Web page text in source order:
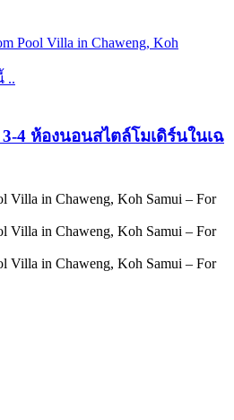
..
4 ห้องนอนสไตล์โมเดิร์นในเฉ